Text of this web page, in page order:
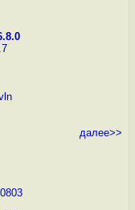
далее>>